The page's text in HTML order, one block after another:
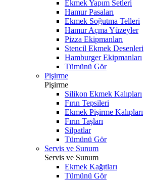
Ekmek Yapım Setleri
Hamur Pasaları
Ekmek Soğutma Telleri
Hamur Açma Yüzeyler
Pizza Ekipmanları
Stencil Ekmek Desenleri
Hamburger Ekipmanları
Tümünü Gör
Pişirme
Pişirme
Silikon Ekmek Kalıpları
Fırın Tepsileri
Ekmek Pişirme Kalıpları
Fırın Taşları
Silpatlar
Tümünü Gör
Servis ve Sunum
Servis ve Sunum
Ekmek Kağıtları
Tümünü Gör